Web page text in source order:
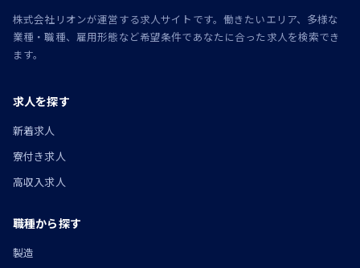
株式会社リオンが運営する求人サイトです。働きたいエリア、多様な
業種・職種、雇用形態など希望条件であなたに合った求人を検索でき
ます。
求人を探す
新着求人
寮付き求人
高収入求人
職種から探す
製造